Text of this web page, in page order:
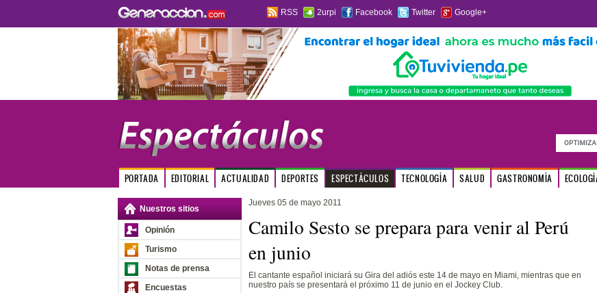
RSS 2urpi Facebook Twitter Google+
PORTADA EDITORIAL ACTUALIDAD DEPORTES ESPECTÁCULOS TECNOLOGÍA SALUD GASTRONOMÍA
Nuestros sitios
Opinión
Turismo
Notas de prensa
Encuestas
Jueves 05 de mayo 2011
Camilo Sesto se prepara para venir al Perú
en junio
El cantante español iniciará su Gira del adiós este 14 de mayo en Miami, mientras que en
nuestro país se presentará el próximo 11 de junio en el Jockey Club.